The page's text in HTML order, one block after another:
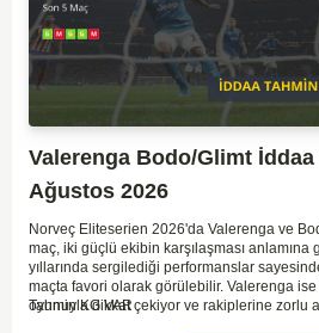
Valerenga Bodo/Glimt
Ağustos 2026
Norveç Eliteserien 2026'da Valerenga ve
maç, iki güçlü ekibin karşılaşması
yıllarında sergilediği performanslar
maçta favori olarak görülebilir. Valerenga
oyunuyla dikkat çekiyor ve rakiplerine zorlu
Tahmin KG VAR